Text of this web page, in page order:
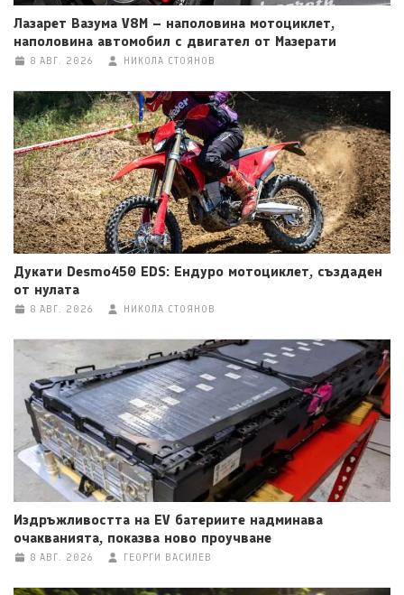
Лазарет Вазума V8M – наполовина мотоциклет,
наполовина автомобил с двигател от Мазерати
8 АВГ. 2026 НИКОЛА СТОЯНОВ
Дукати Desmo450 EDS: Ендуро мотоциклет, създаден
от нулата
8 АВГ. 2026 НИКОЛА СТОЯНОВ
Издръжливостта на EV батериите надминава
очакванията, показва ново проучване
8 АВГ. 2026 ГЕОРГИ ВАСИЛЕВ